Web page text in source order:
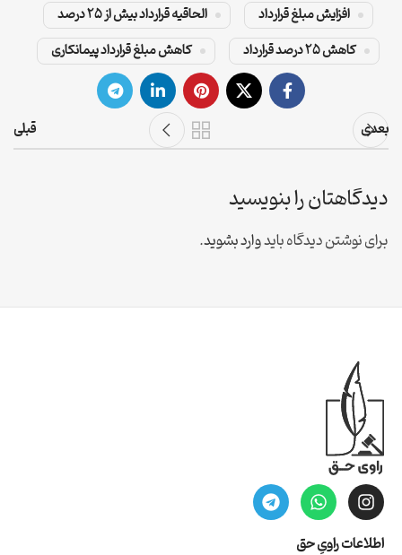
افزایش مبلغ قرارداد
الحاقیه قرارداد بیش از 25 درصد
کاهش 25 درصد قرارداد
کاهش مبلغ قرارداد پیمانکاری
بعدی قبلی
دیدگاهتان را بنویسید
برای نوشتن دیدگاه بایدوارد بشوید.
اطلاعات راویِ حق